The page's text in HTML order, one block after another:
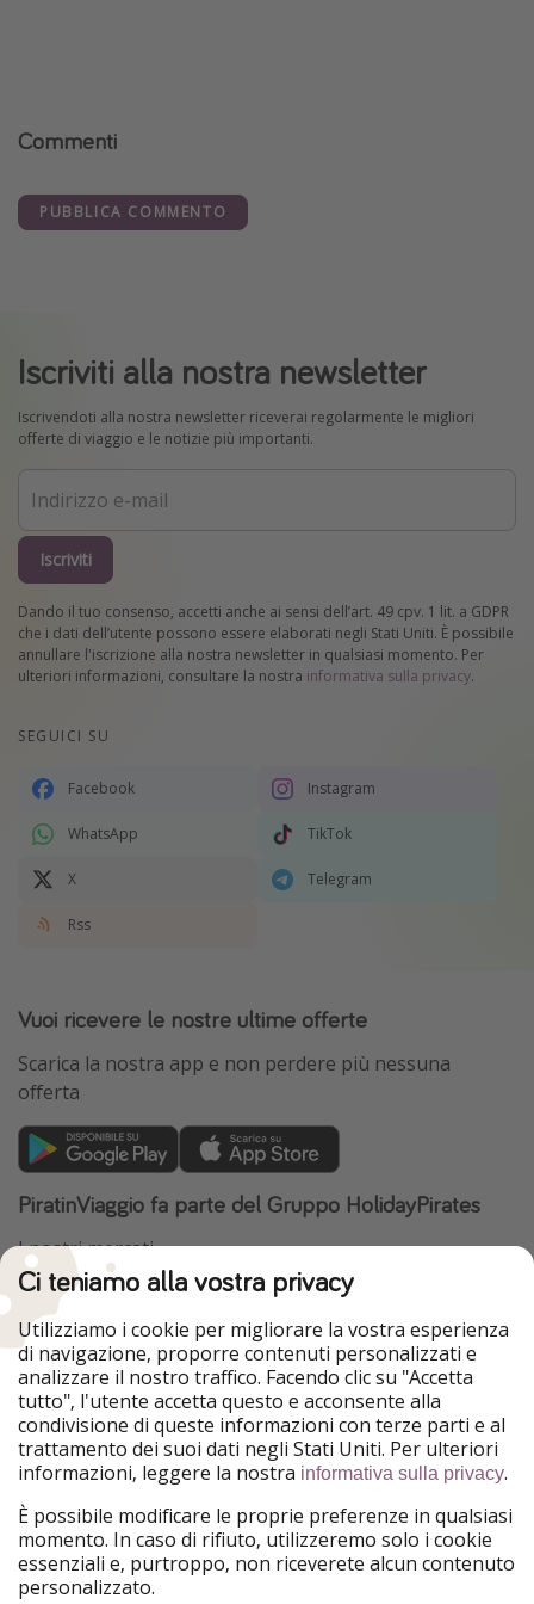
Commenti
PUBBLICA COMMENTO
Iscriviti alla nostra newsletter
Iscrivendoti alla nostra newsletter riceverai regolarmente le migliori
offerte di viaggio e le notizie più importanti.
Iscriviti
Dando il tuo consenso, accetti anche ai sensi dell’art. 49 cpv. 1 lit. a GDPR
che i dati dell’utente possono essere elaborati negli Stati Uniti. È possibile
annullare l'iscrizione alla nostra newsletter in qualsiasi momento. Per
ulteriori informazioni, consultare la nostra informativa sulla privacy.
SEGUICI SU
Facebook Instagram
WhatsApp TikTok
X Telegram
Rss
Vuoi ricevere le nostre ultime offerte
Scarica la nostra app e non perdere più nessuna
offerta
PiratinViaggio fa parte del Gruppo HolidayPirates
I nostri mercati
HolidayPirates
VakantiePiraten
WakacyjniPiraci
Ferienpiraten
Urlaubspiraten
Urlaubspiraten
ViajerosPiratas
TravelPirates
Il nostro gruppo
HolidayPirates Group
Conoscici meglio
Chi siamo
Informazioni legali
Termini d' Uso
Ci teniamo alla vostra privacy
Utilizziamo i cookie per migliorare la vostra esperienza
di navigazione, proporre contenuti personalizzati e
analizzare il nostro traffico. Facendo clic su "Accetta
tutto", l'utente accetta questo e acconsente alla
condivisione di queste informazioni con terze parti e al
trattamento dei suoi dati negli Stati Uniti. Per ulteriori
informazioni, leggere la nostra informativa sulla privacy.
È possibile modificare le proprie preferenze in qualsiasi
momento. In caso di rifiuto, utilizzeremo solo i cookie
essenziali e, purtroppo, non riceverete alcun contenuto
personalizzato.